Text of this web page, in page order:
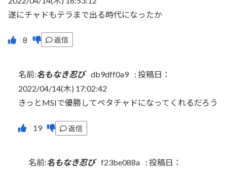
遂にチャドもテラまで出る時代になったか
返信
名前:名もなき忍び db9dff0a9 : 投稿日：
2022/04/14(木) 17:02:42
きっとMSIで優勝してペタチャドになってくれるだろう
返信
名前:名もなき忍び f23be088a : 投稿日：